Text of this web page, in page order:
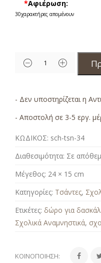
*Αφιέρωση:
30χαρακτήρες απομένουν
- Δεν υποστηρίζεται η
- Αποστολή σε 3-5 εργ.
ΚΩΔΙΚΟΣ: sch-tsn-34
Διαθεσιμότητα: Σε
Μέγεθος: 24 × 15 cm
Κατηγορίες: Τσάντες,
Ετικέτες: δώρο για
Σχολικά Αναμνηστικά,
ΚΟΙΝΟΠΟΊΗΣΗ: